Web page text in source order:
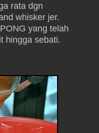
rata dgn
whisker jer.
yang telah
hingga sebati.